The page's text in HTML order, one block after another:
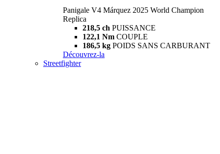
Panigale V4 Márquez 2025 World Champion
Replica
218,5 ch PUISSANCE
122,1 Nm COUPLE
186,5 kg POIDS SANS CARBURANT
Découvrez-la
Streetfighter